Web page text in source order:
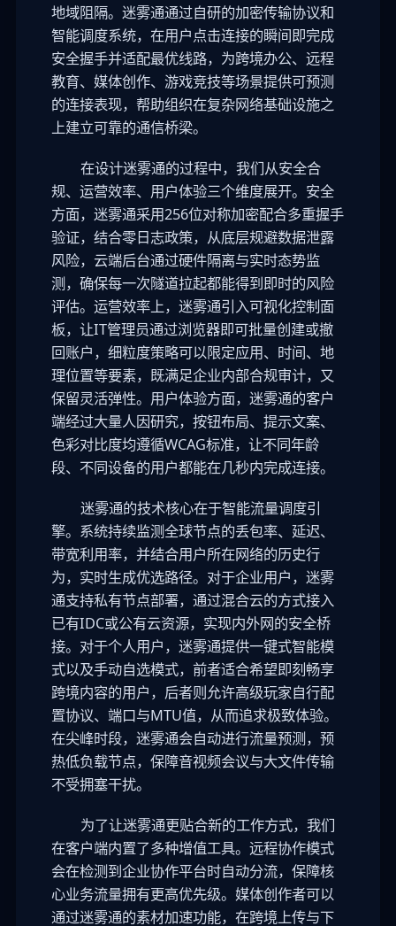
地域阻隔。迷雾通通过自研的加密传输协议和
智能调度系统，在用户点击连接的瞬间即完成
安全握手并适配最优线路，为跨境办公、远程
教育、媒体创作、游戏竞技等场景提供可预测
的连接表现，帮助组织在复杂网络基础设施之
上建立可靠的通信桥梁。
在设计迷雾通的过程中，我们从安全合
规、运营效率、用户体验三个维度展开。安全
方面，迷雾通采用256位对称加密配合多重握手
验证，结合零日志政策，从底层规避数据泄露
风险，云端后台通过硬件隔离与实时态势监
测，确保每一次隧道拉起都能得到即时的风险
评估。运营效率上，迷雾通引入可视化控制面
板，让IT管理员通过浏览器即可批量创建或撤
回账户，细粒度策略可以限定应用、时间、地
理位置等要素，既满足企业内部合规审计，又
保留灵活弹性。用户体验方面，迷雾通的客户
端经过大量人因研究，按钮布局、提示文案、
色彩对比度均遵循WCAG标准，让不同年龄
段、不同设备的用户都能在几秒内完成连接。
迷雾通的技术核心在于智能流量调度引
擎。系统持续监测全球节点的丢包率、延迟、
带宽利用率，并结合用户所在网络的历史行
为，实时生成优选路径。对于企业用户，迷雾
通支持私有节点部署，通过混合云的方式接入
已有IDC或公有云资源，实现内外网的安全桥
接。对于个人用户，迷雾通提供一键式智能模
式以及手动自选模式，前者适合希望即刻畅享
跨境内容的用户，后者则允许高级玩家自行配
置协议、端口与MTU值，从而追求极致体验。
在尖峰时段，迷雾通会自动进行流量预测，预
热低负载节点，保障音视频会议与大文件传输
不受拥塞干扰。
为了让迷雾通更贴合新的工作方式，我们
在客户端内置了多种增值工具。远程协作模式
会在检测到企业协作平台时自动分流，保障核
心业务流量拥有更高优先级。媒体创作者可以
通过迷雾通的素材加速功能，在跨境上传与下